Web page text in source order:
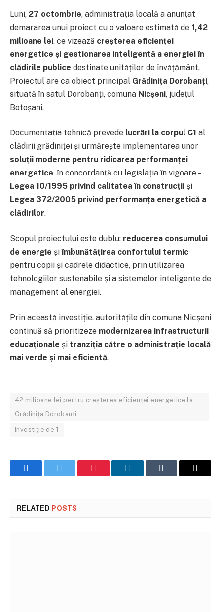
Luni, 27 octombrie, administrația locală a anunțat
demararea unui proiect cu o valoare estimată de 1,42
milioane lei, ce vizează creșterea eficienței
energetice și gestionarea inteligentă a energiei în
clădirile publice destinate unităților de învățământ.
Proiectul are ca obiect principal Grădinița Dorobanți,
situată în satul Dorobanți, comuna Nicșeni, județul
Botoșani.
Documentația tehnică prevede lucrări la corpul C1 al
clădirii grădiniței și urmărește implementarea unor
soluții moderne pentru ridicarea performanței
energetice, în concordanță cu legislația în vigoare –
Legea 10/1995 privind calitatea în construcții și
Legea 372/2005 privind performanța energetică a
clădirilor.
Scopul proiectului este dublu: reducerea consumului
de energie șiîmbunătățirea confortului termic
pentru copii și cadrele didactice, prin utilizarea
tehnologiilor sustenabile și a sistemelor inteligente de
management al energiei.
Prin această investiție, autoritățile din comuna Nicșeni
continuă să prioritizeze modernizarea infrastructurii
educaționale și tranziția către o administrație locală
mai verde și mai eficientă.
42 milioane lei pentru creșterea eficienței energetice la
Grădinița Dorobanți
Investiție de 1
FacebookTwitter Pinterest LinkedInTumblr Email
RELATED POSTS